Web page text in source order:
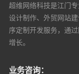
超维网络科技是江门
设计制作、外贸网站
序定制开发服务，通
增长。
业务咨询：